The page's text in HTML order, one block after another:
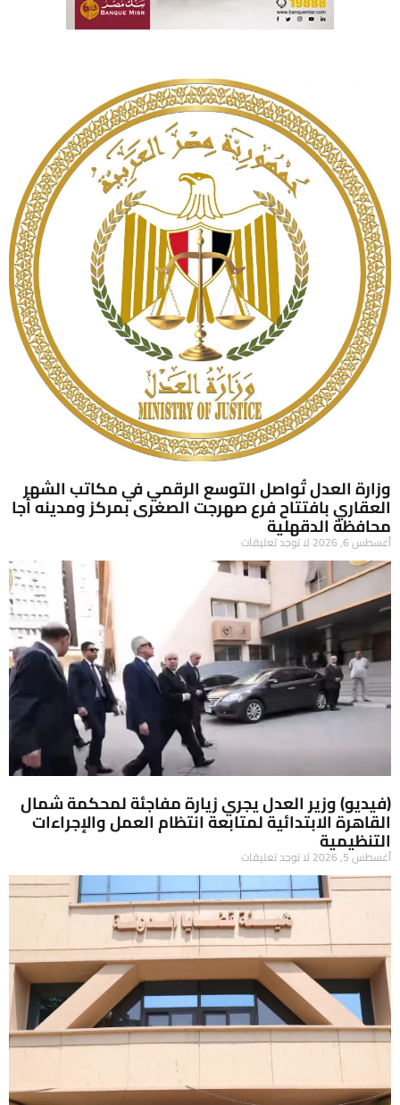
وزارة العدل تُواصل التوسع الرقمي في مكاتب الشهر
العقاري بافتتاح فرع صهرجت الصغرى بمركز ومدينه أجا
محافظة الدقهلية
أغسطس 6, 2026 لا توجد تعليقات
(فيديو) وزير العدل يجري زيارة مفاجئة لمحكمة شمال
القاهرة الابتدائية لمتابعة انتظام العمل والإجراءات
التنظيمية
أغسطس 5, 2026 لا توجد تعليقات